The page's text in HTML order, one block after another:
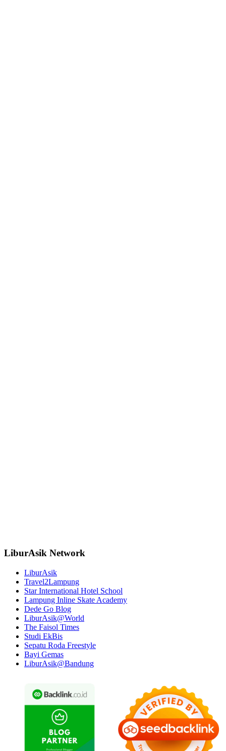
LiburAsik Network
LiburAsik
Travel2Lampung
Star International Hotel School
Lampung Inline Skate Academy
Dede Go Blog
LiburAsik@World
The Faisol Times
Studi EkBis
Sepatu Roda Freestyle
Bayi Gemas
LiburAsik@Bandung